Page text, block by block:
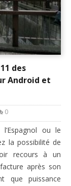
des
Android et
0
l’Espagnol ou le
la possibilité de
recours à un
après son
que puissance